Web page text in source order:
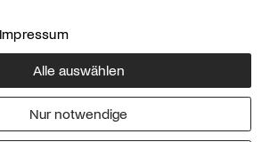
Downloads
Werben
Impressum
Impressum
Alle auswählen
Nur notwendige